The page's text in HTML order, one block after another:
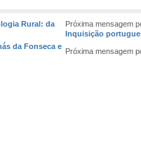
Rural: da
Próxima mensagem
Inquisição
da Fonseca e
Próxima mensagem